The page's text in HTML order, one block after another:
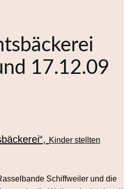
17.12.09
Kinder stellten
Schiffweiler und die